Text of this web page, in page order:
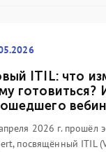
ITIL: что
готовиться?
2026 г. прошёл
посвящённый ITIL